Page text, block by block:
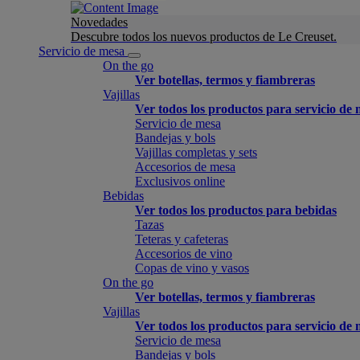
Novedades
Descubre todos los nuevos productos de Le Creuset.
Servicio de mesa
On the go
Ver botellas, termos y fiambreras
Vajillas
Ver todos los productos para servicio de
Servicio de mesa
Bandejas y bols
Vajillas completas y sets
Accesorios de mesa
Exclusivos online
Bebidas
Ver todos los productos para bebidas
Tazas
Teteras y cafeteras
Accesorios de vino
Copas de vino y vasos
On the go
Ver botellas, termos y fiambreras
Vajillas
Ver todos los productos para servicio de
Servicio de mesa
Bandejas y bols